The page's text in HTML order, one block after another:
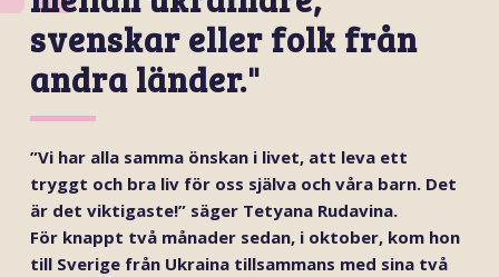
svenskar eller folk från
andra länder."
”Vi har alla samma önskan i livet, att leva ett
tryggt och bra liv för oss själva och våra barn. Det
är det viktigaste!” säger Tetyana Rudavina.
För knappt två månader sedan, i oktober, kom hon
till Sverige från Ukraina tillsammans med sina två